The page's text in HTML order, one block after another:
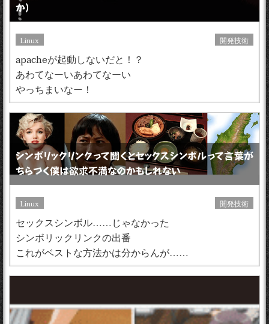
か）
Linux 開発技術
apacheが起動しないだと！？
あわてなーいあわてなーい
やっちまいなー！
シンボリックリンクって聞くとセックスシンボルって言葉が
ちらつく僕は欲求不満なのかもしれない
Linux 開発技術
セックスシンボル……じゃなかった
シンボリックリンクの出番
これがベストな方法かは分からんが……